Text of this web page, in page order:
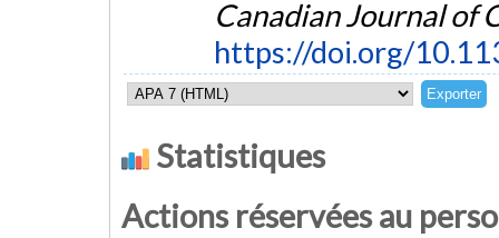
Canadian Journal of
https://doi.org/
Statistiques
Actions réservées au